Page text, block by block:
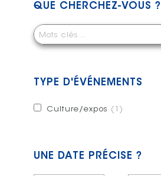
QUE CHERCHEZ-VOUS ?
TYPE D'ÉVÉNEMENTS
Culture/expos (1)
UNE DATE PRÉCISE ?